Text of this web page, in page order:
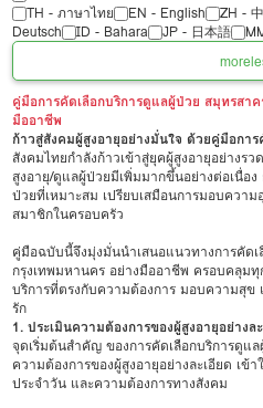
TH - ‏ภาษาไทย EN - English ZH -
Deutsch
ID - Bahara JP - 日本語
more
คู่มือการคัดเลือกบริการดูแลผู้ป่วย สมุทรสา
มืออาชีพ
ก้าวสู่สังคมผู้สูงอายุอย่างมั่นใจ ด้วยคู่มือกา
สังคมไทยกำลังก้าวเข้าสู่ยุคผู้สูงอายุอย่างร
สูงอายุ/ดูแลผู้ป่วยมีเพิ่มมากขึ้นอย่างต่อเนื่อ
ป่วยที่เหมาะสม เปรียบเสมือนการมอบควา
สมาชิกในครอบครัว
คู่มือฉบับนี้จึงมุ่งมั่นนำเสนอแนวทางการคัด
กรุงเทพมหานคร อย่างมืออาชีพ ครอบคลุม
บริการที่ตรงกับความต้องการ มอบความสุ
รัก
1. ประเมินความต้องการของผู้สูงอายุอย่างล
จุดเริ่มต้นสำคัญ ของการคัดเลือกบริการดูแ
ความต้องการของผู้สูงอายุอย่างละเอียด เข้
ประจำวัน และความต้องการทางสังคม